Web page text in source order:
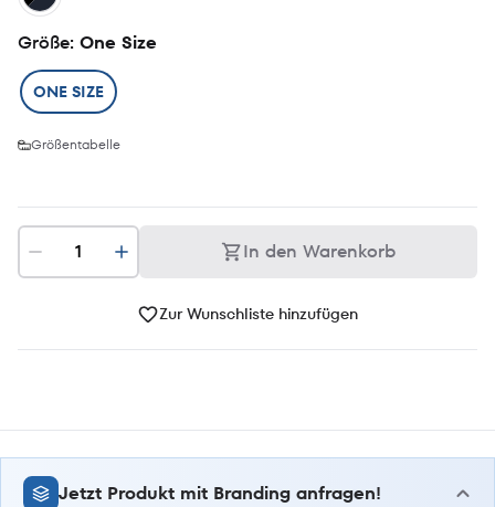
Größe: One Size
ONE SIZE
Größentabelle
In den Warenkorb
Zur Wunschliste hinzufügen
Jetzt Produkt mit Branding anfragen!